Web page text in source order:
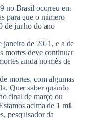
no Brasil ocorreu em
para que o número
de junho do ano
janeiro de 2021, e a de
mortes deve continuar
ainda no mês de
mortes, com algumas
Quer saber quando
final de março ou
acima de 1 mil
pesquisador da